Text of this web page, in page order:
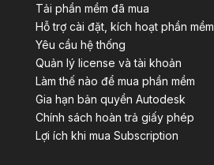
Tải phần mềm đã mua
Hỗ trợ cài đặt, kích hoạt phần mềm
Yêu cầu hệ thống
Quản lý license và tài khoản
Làm thế nào để mua phần mềm
Gia hạn bản quyền Autodesk
Chính sách hoàn trả giấy phép
Lợi ích khi mua Subscription